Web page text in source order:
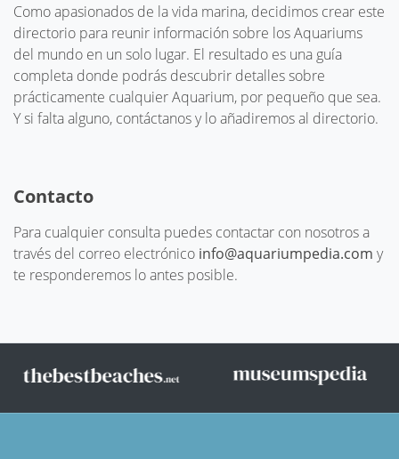
Como apasionados de la vida marina, decidimos crear este
directorio para reunir información sobre los Aquariums
del mundo en un solo lugar. El resultado es una guía
completa donde podrás descubrir detalles sobre
prácticamente cualquier Aquarium, por pequeño que sea.
Y si falta alguno, contáctanos y lo añadiremos al directorio.
Contacto
Para cualquier consulta puedes contactar con nosotros a
través del correo electrónico info@aquariumpedia.com y
te responderemos lo antes posible.